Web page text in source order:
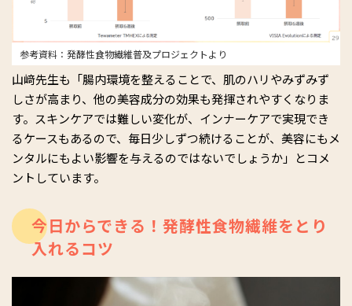
参考資料：発酵性食物繊維普及プロジェクトより
山﨑先生も「腸内環境を整えることで、肌のハリやみずみず
しさが高まり、他の美容成分の効果も発揮されやすくなりま
す。スキンケアでは難しい変化が、インナーケアで実現でき
るケースもあるので、毎日少しずつ続けることが、美容にもメ
ンタルにもよい影響を与えるのではないでしょうか」とコメ
ントしています。
今日からできる！発酵性食物繊維をとり
入れるコツ